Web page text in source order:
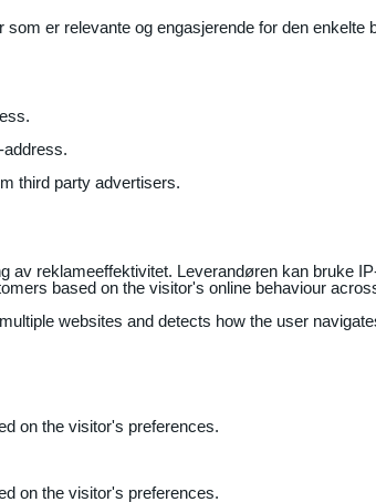
er relevante og engasjerende for den enkelte
third party advertisers.
reklameeffektivitet. Leverandøren kan bruke
based on the visitor's online behaviour
websites and detects how the user
on the visitor's preferences.
on the visitor's preferences.